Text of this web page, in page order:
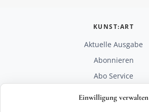
Einwilligung verwalten
KUNST:ART
Aktuelle Ausgabe
Abonnieren
Abo Service